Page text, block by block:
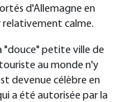
d'Allemagne en
relativement calme.
"douce" petite ville de
au monde n'y
devenue célèbre en
a été autorisée par la